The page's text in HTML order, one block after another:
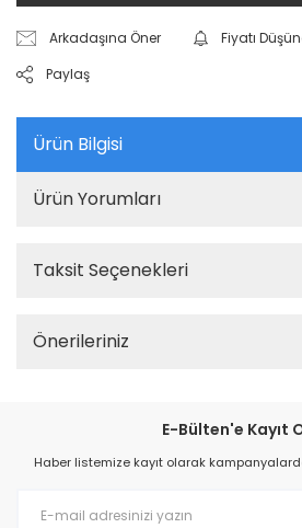
Arkadaşına Öner
Fiyatı
Paylaş
Ürün Bilgisi
Ürün Yorumları
Taksit Seçenekleri
Önerileriniz
E-Bülten'e Kayıt
Haber listemize kayıt olarak